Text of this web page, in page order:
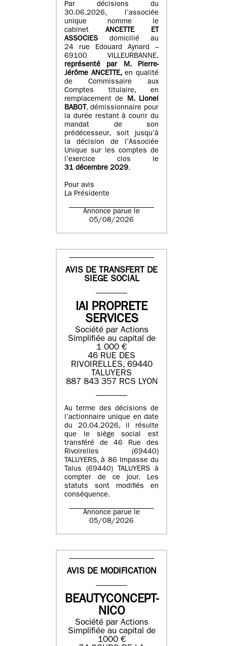
Par décisions du
30.06.2026, l’associée
unique nomme le
cabinet ANCETTE ET
ASSOCIES
domicilié au
24 rue Edouard Aynard –
69100 VILLEURBANNE,
représenté par M.Pierre-
Jérôme ANCETTE, en qualité
de Commissaire aux
Comptes titulaire, en
remplacement de M.Lionel
BABOT, démissionnaire pour
la durée restant à courir du
mandat de son
prédécesseur, soit jusqu’à
la décision de l’Associée
Unique sur les comptes de
l’exercice clos le
31 décembre 2029.
Pour avis
La Présidente
Annonce parue le
05/08/2026
AVIS DE TRANSFERT DE
SIEGE SOCIAL
IAI PROPRETE
SERVICES
Société par Actions
Simplifiée au capital de
1 000 €
46 RUE DES
RIVOIRELLES, 69440
TALUYERS
887 843 357 RCS LYON
Au terme des décisions de
l’actionnaire unique en date
du 20.04.2026, il résulte
que le siège social est
transféré de 46 Rue des
Rivoirelles (69440)
TALUYERS, à 86 Impasse du
Talus (69440) TALUYERS à
compter de ce jour. Les
statuts sont modifiés en
conséquence.
Annonce parue le
05/08/2026
AVIS DE MODIFICATION
BEAUTYCONCEPT-
NICO
Société par Actions
Simplifiée au capital de
1000 €